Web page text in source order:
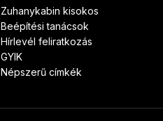
Zuhanykabin kisokos
Beépítési tanácsok
Hírlevél feliratkozás
GYIK
Népszerű címkék